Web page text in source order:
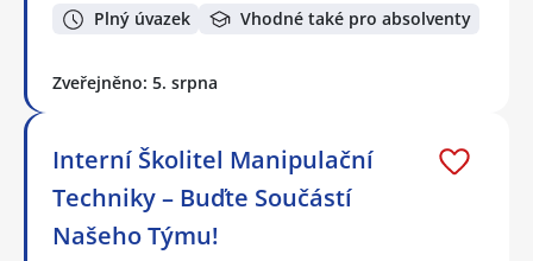
Plný úvazek Vhodné také pro absolventy
Zveřejněno: 5. srpna
Interní Školitel Manipulační
Techniky – Buďte Součástí
Našeho Týmu!